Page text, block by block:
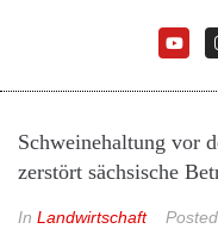
Schweinehaltung vor
zerstört sächsische
In Landwirtschaft Posted